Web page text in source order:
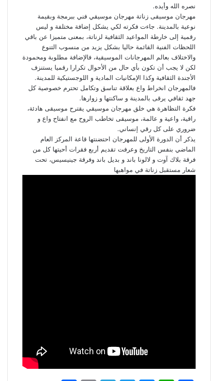
نصره الله وأيده.
مهرجان موسيقى زناتة مهرجان موسيقي فني ببرمجة وبقيمة
نوعية بالمدينة. جاءت فكرته لكي يشكل إضافة مختلفة و ليس
رقمية إلى خارطة المواعيد الثقافية لزناتة، بمعنى متميزا عن باقي
اللحظات الفنية القائمة حاليا بشكل يزيد من منسوب التنوع
والاختلاف بعالم المهرجانات الموسيقية، فالإضافة مطلوبة ومحمودة
لكن لا يجب أن تكون بأي حال من الأحوال تكرارا رقميا يستنزف
الأجندة الثقافية وكذا الإمكانيات المادية و اللوجستيكية للمدينة.
فالمهرجان انخراط واع بعلاقة تناسق وتكامل تحترم خصوصية كل
جهد ثقافي يرقى بالمدينة و ساكنتها و زوارها.
فكرة التظاهرة هي خلق مهرجان موسيقي يقترح موسيقى هادئة،
راقية، واعية و عالمة، موسيقى تخاطب الروح مع انفتاح واع و
ضروري على كل رقي إنساني.
يذكر أن الدورة الأولى للمهرجان احتضنتها قاعة المركز العام
الماضي بنفس التاريخ وعرفت تقديم أربع فقرات أحيتها كل من
فرقة بلاك آوت و لالونا باند و بديل باند وفرقة جينيسيس، تحت
شعار مستقبل زناتة في مواهبها